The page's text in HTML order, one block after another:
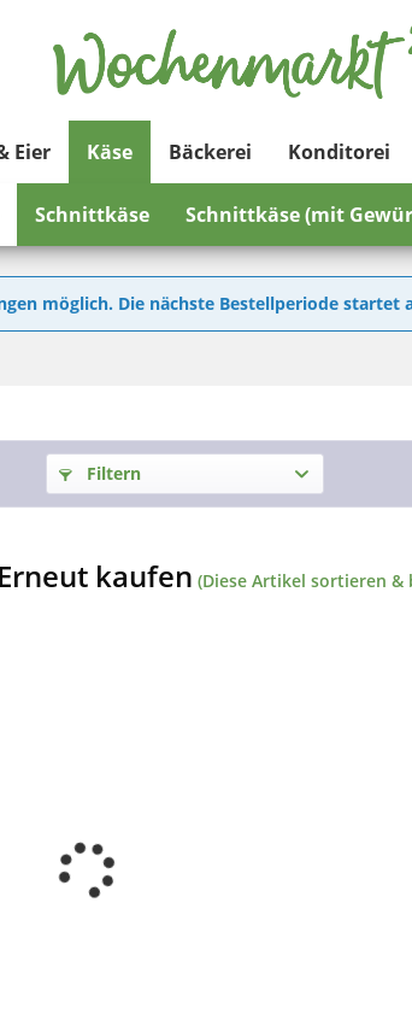
Eier Käse Bäckerei Konditorei
Schnittkäse Schnittkäse (mit
möglich. Die nächste Bestellperiode startet
Filtern
Erneut kaufen (Diese Artikel sortieren &